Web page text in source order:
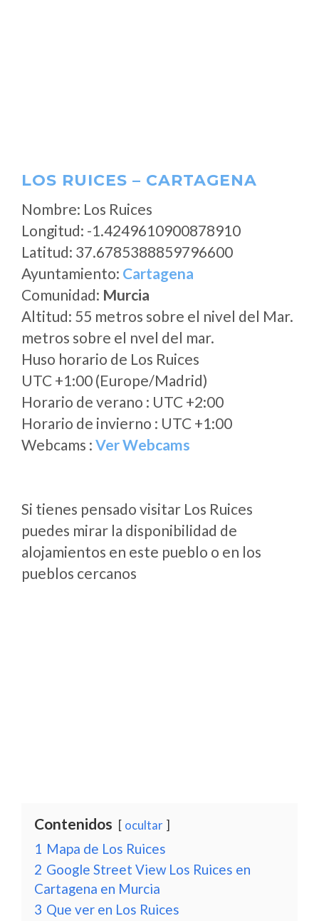
LOS RUICES – CARTAGENA
Nombre: Los Ruices
Longitud: -1.4249610900878910
Latitud: 37.6785388859796600
Ayuntamiento: Cartagena
Comunidad: Murcia
Altitud: 55 metros sobre el nivel del Mar.
metros sobre el nvel del mar.
Huso horario de Los Ruices
UTC +1:00 (Europe/Madrid)
Horario de verano : UTC +2:00
Horario de invierno : UTC +1:00
Webcams : Ver Webcams
Si tienes pensado visitar Los Ruices
puedes mirar la disponibilidad de
alojamientos en este pueblo o en los
pueblos cercanos
Contenidos ocultar
1 Mapa de Los Ruices
2 Google Street View Los Ruices en
Cartagena en Murcia
3 Que ver en Los Ruices